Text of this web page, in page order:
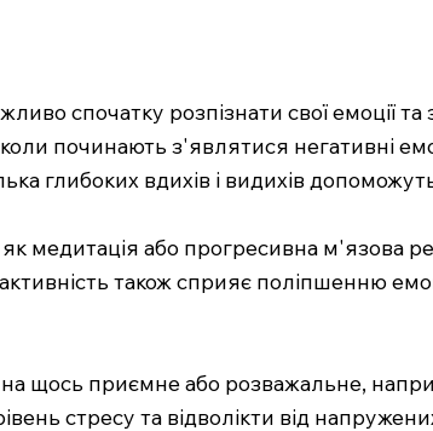
спочатку розпізнати свої емоції
починають з'являтися негативні
глибоких вдихів і видихів
медитація або прогресивна м'язова
також сприяє поліпшенню
на щось приємне або розважальне,
стресу та відволікти від